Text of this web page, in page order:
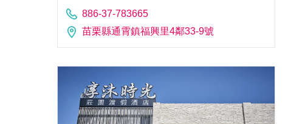
886-37-783665
苗栗縣通霄鎮福興里4鄰33-9號